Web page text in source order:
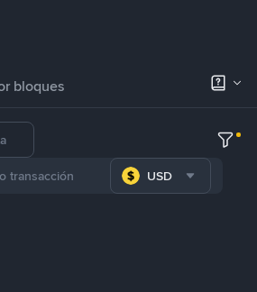
bloques
USD